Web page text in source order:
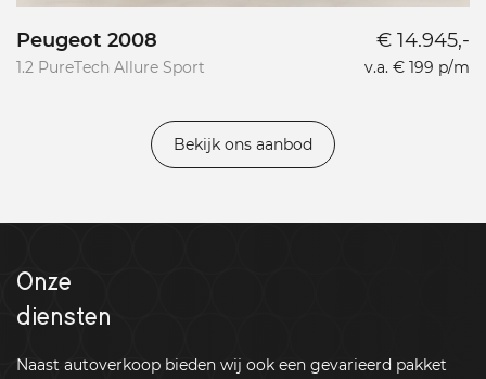
Peugeot 2008
1.2 PureTech Allure Sport
€ 14.945,-
v.a. € 199 p/m
Bekijk ons aanbod
Onze
diensten
Naast autoverkoop bieden wij ook een gevarieerd pakket